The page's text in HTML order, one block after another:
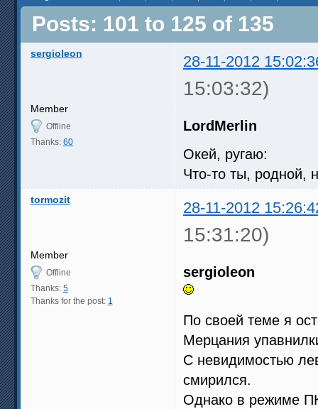
Posts: 101 to 125 of 135
sergioleon 28-11-2012
15:03:32)
Member
Offline
Thanks: 60
LordMerlin
Окей, ругаю:
Что-то ты, родной,
tormozit 28-11-2012
15:31:20)
Member
Offline
Thanks: 5
Thanks for the post: 1
sergioleon
По своей теме я
Мерцания
C невидимостью
смирился.
Однако в режиме